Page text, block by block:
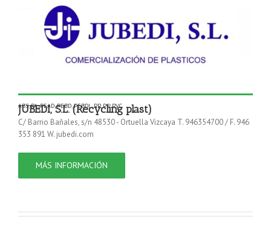
JUBEDI, S.L. (Recycling plast)
ABS,PA,PEAD,PEBD,PEBDL,PP,PS,PVC
C/ Barrio Bañales, s/n 48530 - Ortuella Vizcaya T. 946354700 / F. 946
353 891 W. jubedi.com
MÁS INFORMACIÓN